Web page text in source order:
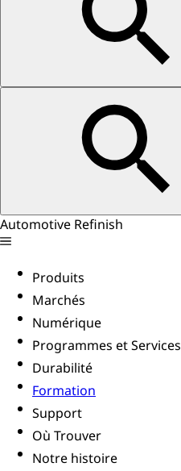
Automotive Refinish
Produits
Marchés
Numérique
Programmes et Services
Durabilité
Formation
Support
Où Trouver
Notre histoire